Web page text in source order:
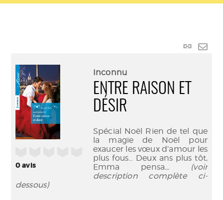
Lien
0avis
Inconnu
ENTRE RAISON ET
DÉSIR
Spécial Noël Rien de tel que
la magie de Noël pour
exaucer les vœux d’amour les
plus fous… Deux ans plus tôt,
Emma pensa... (voir
description complète ci-
dessous)